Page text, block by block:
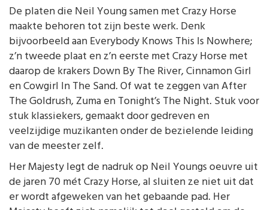
De platen die Neil Young samen met Crazy Horse
maakte behoren tot zijn beste werk. Denk
bijvoorbeeld aan Everybody Knows This Is Nowhere;
z’n tweede plaat en z’n eerste met Crazy Horse met
daarop de krakers Down By The River, Cinnamon Girl
en Cowgirl In The Sand. Of wat te zeggen van After
The Goldrush, Zuma en Tonight’s The Night. Stuk voor
stuk klassiekers, gemaakt door gedreven en
veelzijdige muzikanten onder de bezielende leiding
van de meester zelf.
Her Majesty legt de nadruk op Neil Youngs oeuvre uit
de jaren 70 mét Crazy Horse, al sluiten ze niet uit dat
er wordt afgeweken van het gebaande pad. Her